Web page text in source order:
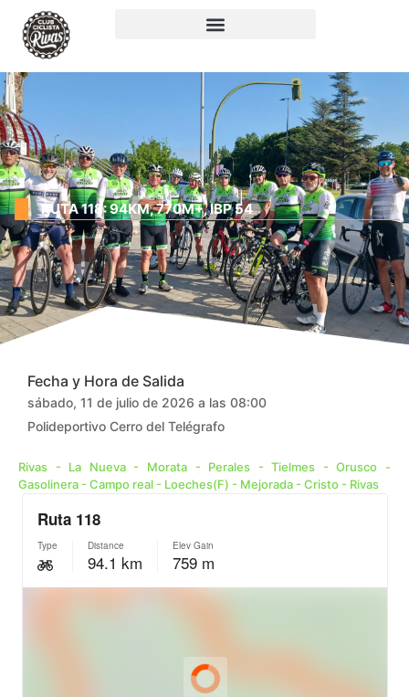
RUTA 118: 94KM, 770M+, IBP 54
Fecha y Hora de Salida
sábado, 11 de julio de 2026 a las 08:00
Polideportivo Cerro del Telégrafo
Rivas - La Nueva - Morata - Perales - Tielmes - Orusco -
Gasolinera - Campo real - Loeches(F) - Mejorada - Cristo - Rivas